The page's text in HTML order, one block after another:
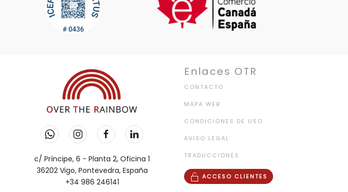
c/ Príncipe, 6 - Planta 2, Oficina 1
36202 Vigo, Pontevedra, España
+34 986 246141
Enlaces OTR
CONTACTO
MAPA WEB
CONDICIONES DE USO
AVISO LEGAL
TRADUCCIONES
ACCESO CLIENTES